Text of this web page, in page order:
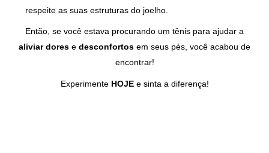
respeite as suas estruturas do joelho.
Então, se você estava procurando um tênis para ajudar a
aliviar dores e desconfortos em seus pés, você acabou de
encontrar!
Experimente HOJEe sinta a diferença!